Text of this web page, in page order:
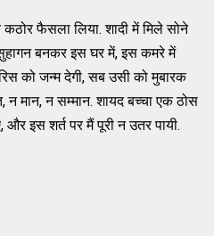
फैसला लिया. शादी में मिले सोने
बनकर इस घर में, इस कमरे में
को जन्म देगी, सब उसी को मुबारक
न मान, न सम्मान. शायद बच्चा एक ठोस
इस शर्त पर मैं पूरी न उतर पायी.